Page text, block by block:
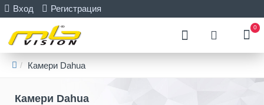
Вход Регистрация
0
Камери Dahua
Камери Dahua